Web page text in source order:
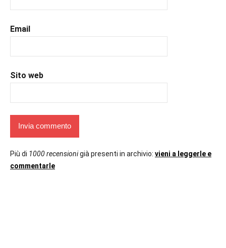
Email
Sito web
Più di 1000 recensionigià presenti in archivio: vieni a leggerle e
commentarle